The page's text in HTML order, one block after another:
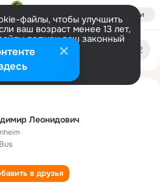
Войти
файлы, чтобы улучшить
ваш возраст менее 13 лет,
должен ваш законный
информации
Настроить
Леонидович
в друзья